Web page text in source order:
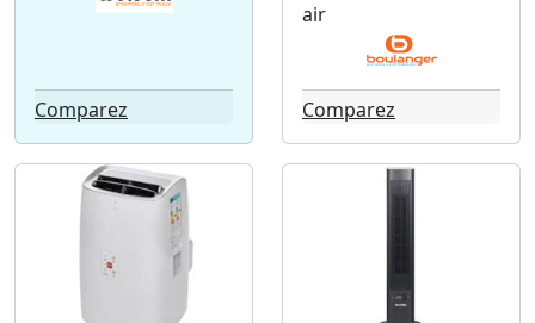
Comparez
air
Comparez